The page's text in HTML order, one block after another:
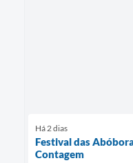
Há 2 dias
Festival das
Contagem